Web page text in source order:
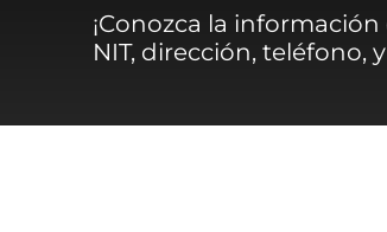
¡Conozca la
NIT, dirección, teléfono,